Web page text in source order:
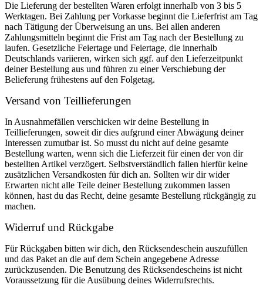
Die Lieferung der bestellten Waren erfolgt innerhalb von 3 bis 5
Werktagen. Bei Zahlung per Vorkasse beginnt die Lieferfrist am Tag
nach Tätigung der Überweisung an uns. Bei allen anderen
Zahlungsmitteln beginnt die Frist am Tag nach der Bestellung zu
laufen. Gesetzliche Feiertage und Feiertage, die innerhalb
Deutschlands variieren, wirken sich ggf. auf den Lieferzeitpunkt
deiner Bestellung aus und führen zu einer Verschiebung der
Belieferung frühestens auf den Folgetag.
Versand von Teillieferungen
In Ausnahmefällen verschicken wir deine Bestellung in
Teillieferungen, soweit dir dies aufgrund einer Abwägung deiner
Interessen zumutbar ist. So musst du nicht auf deine gesamte
Bestellung warten, wenn sich die Lieferzeit für einen der von dir
bestellten Artikel verzögert. Selbstverständlich fallen hierfür keine
zusätzlichen Versandkosten für dich an. Sollten wir dir wider
Erwarten nicht alle Teile deiner Bestellung zukommen lassen
können, hast du das Recht, deine gesamte Bestellung rückgängig zu
machen.
Widerruf und Rückgabe
Für Rückgaben bitten wir dich, den Rücksendeschein auszufüllen
und das Paket an die auf dem Schein angegebene Adresse
zurückzusenden. Die Benutzung des Rücksendescheins ist nicht
Voraussetzung für die Ausübung deines Widerrufsrechts.